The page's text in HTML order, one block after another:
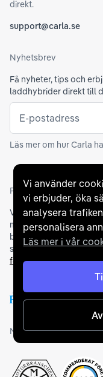
Vi använder
vi erbjuder, öka
analysera
personalisera
Läs mer i vår
direkt.
support@carla.se
Nyhetsbrev
Få nyheter, tips och
laddhybrider direkt till
E-postadress
Läs mer om hur Carla
Partners och
Vi samarbetar med
möjliga
betalningsmetoder. För
samarbetar vi med
försäkringar och
Medlemskap och